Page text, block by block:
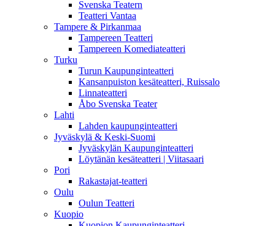
Svenska Teatern
Teatteri Vantaa
Tampere & Pirkanmaa
Tampereen Teatteri
Tampereen Komediateatteri
Turku
Turun Kaupunginteatteri
Kansanpuiston kesäteatteri, Ruissalo
Linnateatteri
Åbo Svenska Teater
Lahti
Lahden kaupunginteatteri
Jyväskylä & Keski-Suomi
Jyväskylän Kaupunginteatteri
Löytänän kesäteatteri | Viitasaari
Pori
Rakastajat-teatteri
Oulu
Oulun Teatteri
Kuopio